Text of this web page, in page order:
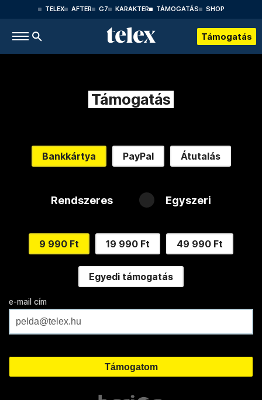
TELEX AFTER G7 KARAKTER TÁMOGATÁS SHOP
Támogatás
Támogatás
Bankkártya PayPal Átutalás
Rendszeres Egyszeri
9 990 Ft 19 990 Ft 49 990 Ft
Egyedi támogatás
e-mail cím